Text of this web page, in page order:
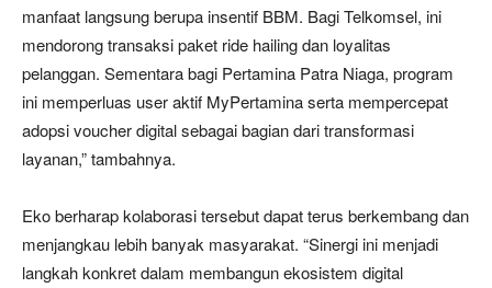
manfaat langsung berupa insentif BBM. Bagi Telkomsel, ini
mendorong transaksi paket ride hailing dan loyalitas
pelanggan. Sementara bagi Pertamina Patra Niaga, program
ini memperluas user aktif MyPertamina serta mempercepat
adopsi voucher digital sebagai bagian dari transformasi
layanan,” tambahnya.
Eko berharap kolaborasi tersebut dapat terus berkembang dan
menjangkau lebih banyak masyarakat. “Sinergi ini menjadi
langkah konkret dalam membangun ekosistem digital